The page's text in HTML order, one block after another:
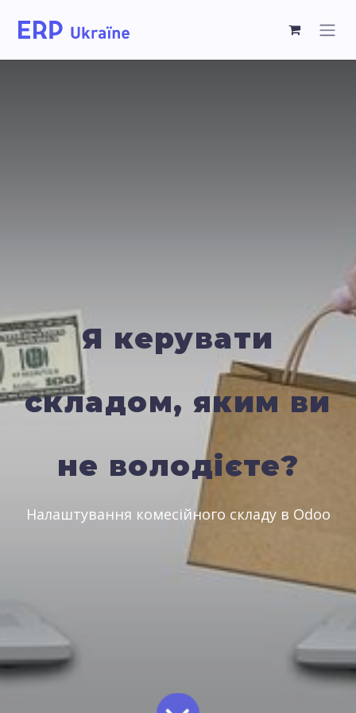
Я керувати
складом, яким ви
не володієте?
Налаштування комесійного складу в Odoo